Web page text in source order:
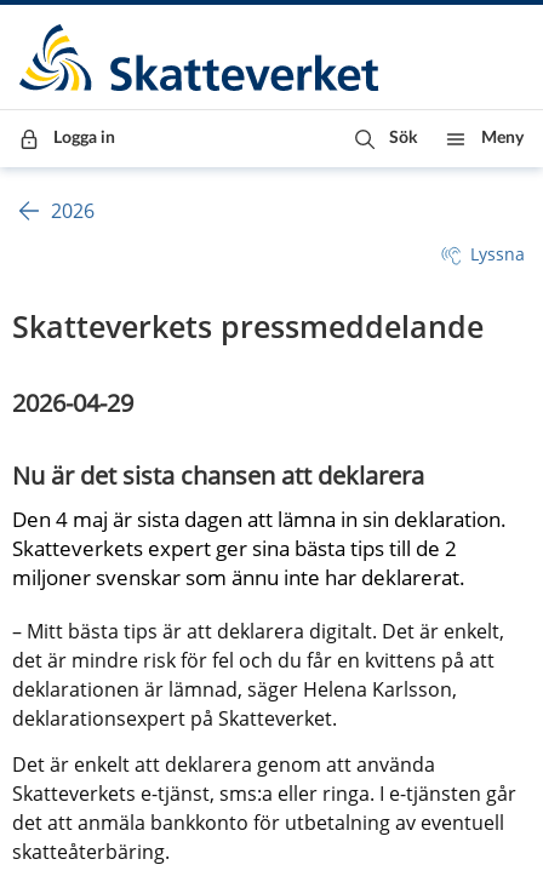
Till innehåll
Till navigationen
Till chattrobot
Logga in Sök Meny
2026
Lyssna
Skatteverkets pressmeddelande
2026-04-29
Nu är det sista chansen att deklarera
Den 4 maj är sista dagen att lämna in sin deklaration.
Skatteverkets expert ger sina bästa tips till de 2
miljoner svenskar som ännu inte har deklarerat.
– Mitt bästa tips är att deklarera digitalt. Det är enkelt,
det är mindre risk för fel och du får en kvittens på att
deklarationen är lämnad, säger Helena Karlsson,
deklarationsexpert på Skatteverket.
Det är enkelt att deklarera genom att använda
Skatteverkets e-tjänst, sms:a eller ringa. I e-tjänsten går
det att anmäla bankkonto för utbetalning av eventuell
skatteåterbäring.